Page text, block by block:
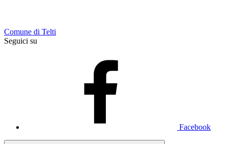
Comune di Telti
Seguici su
Facebook